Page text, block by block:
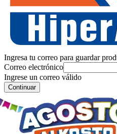
Ingresa tu correo para guardar
Correo electrónico
Ingrese un correo válido
Continuar